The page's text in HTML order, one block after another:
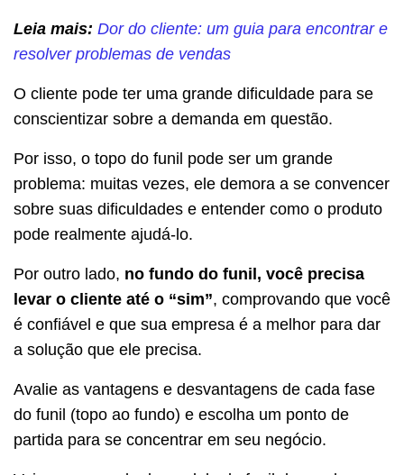
Leia mais: Dor do cliente: um guia para encontrar e
resolver problemas de vendas
O cliente pode ter uma grande dificuldade para se
conscientizar sobre a demanda em questão.
Por isso, o topo do funil pode ser um grande
problema: muitas vezes, ele demora a se convencer
sobre suas dificuldades e entender como o produto
pode realmente ajudá-lo.
Por outro lado, no fundo do funil, você precisa
levar o cliente até o “sim”, comprovando que você
é confiável e que sua empresa é a melhor para dar
a solução que ele precisa.
Avalie as vantagens e desvantagens de cada fase
do funil (topo ao fundo) e escolha um ponto de
partida para se concentrar em seu negócio.